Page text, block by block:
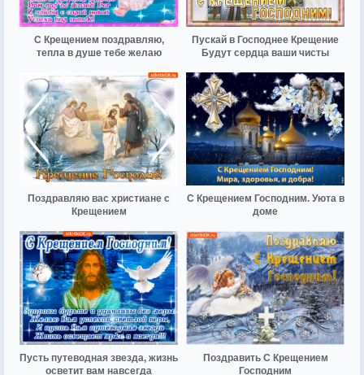
С Крещением поздравляю,
тепла в душе тебе желаю
Пускай в Господнее Крещение
Будут сердца ваши чисты
Поздравляю вас христиане с
Крещением
С Крещением Господним. Уюта в
доме
Пусть путеводная звезда, жизнь
осветит вам навсегда
Поздравить С Крещением
Господним